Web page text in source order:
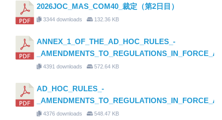
2026JOC_MAS_COM40_裁定（第2日目）
3344 downloads 132.36 KB
ANNEX_1_OF_THE_AD_HOC_RULES_-
4391 downloads 572.64 KB
AD_HOC_RULES_-
4376 downloads 548.47 KB